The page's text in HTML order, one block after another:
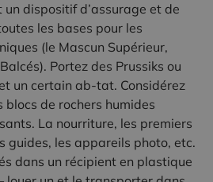
dispositif d’assurage et de
les bases pour les
(le Mascun Supérieur,
Portez des Prussiks ou
un certain ab-tat. Considérez
blocs de rochers humides
La nourriture, les premiers
guides, les appareils photo, etc.
dans un récipient en plastique